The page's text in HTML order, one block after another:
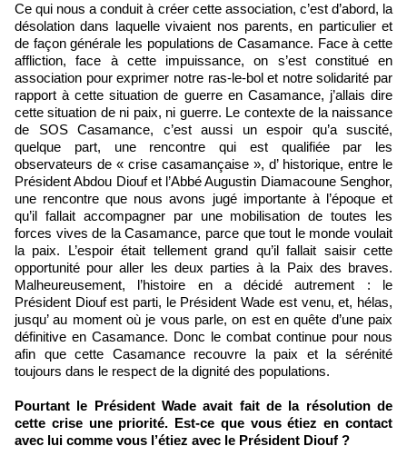
Ce qui nous a conduit à créer cette association, c’est d’abord, la
désolation dans laquelle vivaient nos parents, en particulier et
de façon générale les populations de Casamance. Face à cette
affliction, face à cette impuissance, on s’est constitué en
association pour exprimer notre ras-le-bol et notre solidarité par
rapport à cette situation de guerre en Casamance, j’allais dire
cette situation de ni paix, ni guerre. Le contexte de la naissance
de SOS Casamance, c’est aussi un espoir qu’a suscité,
quelque part, une rencontre qui est qualifiée par les
observateurs de « crise casamançaise », d’ historique, entre le
Président Abdou Diouf et l’Abbé Augustin Diamacoune Senghor,
une rencontre que nous avons jugé importante à l’époque et
qu’il fallait accompagner par une mobilisation de toutes les
forces vives de la Casamance, parce que tout le monde voulait
la paix. L’espoir était tellement grand qu’il fallait saisir cette
opportunité pour aller les deux parties à la Paix des braves.
Malheureusement, l’histoire en a décidé autrement : le
Président Diouf est parti, le Président Wade est venu, et, hélas,
jusqu’ au moment où je vous parle, on est en quête d’une paix
définitive en Casamance. Donc le combat continue pour nous
afin que cette Casamance recouvre la paix et la sérénité
toujours dans le respect de la dignité des populations.
Pourtant le Président Wade avait fait de la résolution de
cette crise une priorité. Est-ce que vous étiez en contact
avec lui comme vous l’étiez avec le Président Diouf ?